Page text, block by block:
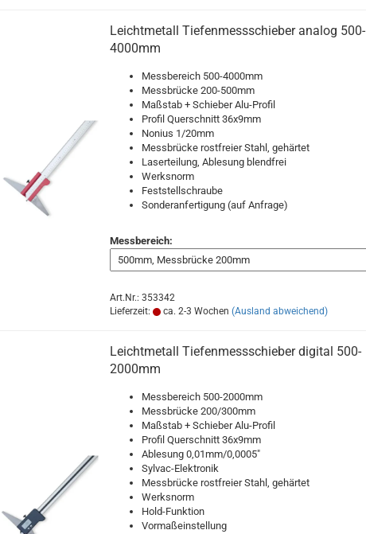
Leichtmetall Tiefenmessschieber analog 500-
4000mm
Messbereich 500-4000mm
Messbrücke 200-500mm
Maßstab + Schieber Alu-Profil
Profil Querschnitt 36x9mm
Nonius 1/20mm
Messbrücke rostfreier Stahl, gehärtet
Laserteilung, Ablesung blendfrei
Werksnorm
Feststellschraube
Sonderanfertigung (auf Anfrage)
Messbereich:
Art.Nr.: 353342
Lieferzeit:
ca. 2-3 Wochen (Ausland abweichend)
Leichtmetall Tiefenmessschieber digital 500-
2000mm
Messbereich 500-2000mm
Messbrücke 200/300mm
Maßstab + Schieber Alu-Profil
Profil Querschnitt 36x9mm
Ablesung 0,01mm/0,0005"
Sylvac-Elektronik
Messbrücke rostfreier Stahl, gehärtet
Werksnorm
Hold-Funktion
Vormaßeinstellung